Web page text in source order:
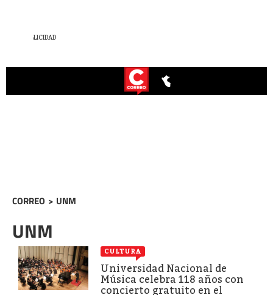
CORREO > UNM
UNM
CULTURA
Universidad Nacional de
Música celebra 118 años con
concierto gratuito en el